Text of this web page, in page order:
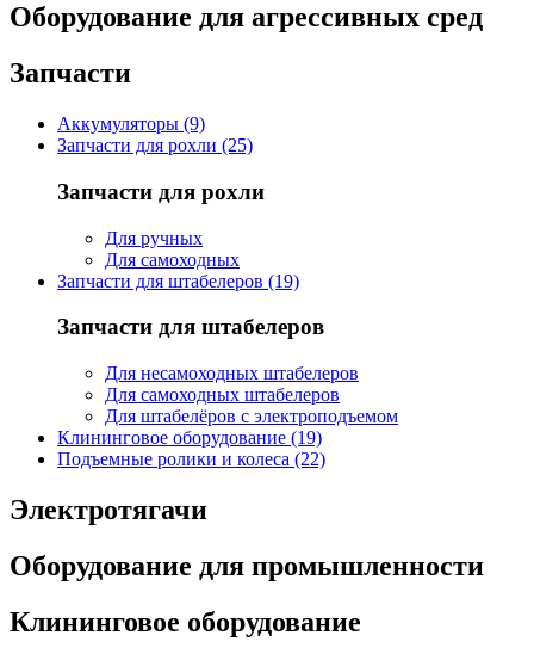
Оборудование для агрессивных сред
Запчасти
Аккумуляторы (9)
Запчасти для рохли (25)
Запчасти для рохли
Для ручных
Для самоходных
Запчасти для штабелеров (19)
Запчасти для штабелеров
Для несамоходных штабелеров
Для самоходных штабелеров
Для штабелёров с электроподъемом
Клининговое оборудование (19)
Подъемные ролики и колеса (22)
Электротягачи
Оборудование для промышленности
Клининговое оборудование